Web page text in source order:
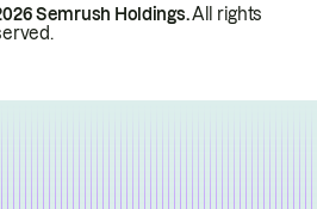
Semrush Holdings.All rights